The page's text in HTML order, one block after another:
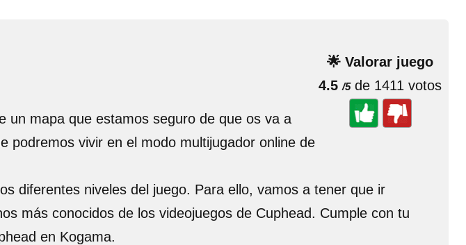
🌟 Valorar juego
4.5 /5de 1411 votos
un mapa que estamos seguro de que os va a
podremos vivir en el modo multijugador online de
diferentes niveles del juego. Para ello, vamos a tener que ir
más conocidos de los videojuegos de Cuphead. Cumple con tu
en Kogama.